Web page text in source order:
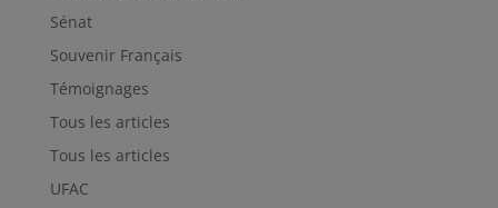
Sénat
Souvenir Français
Témoignages
Tous les articles
Tous les articles
UFAC